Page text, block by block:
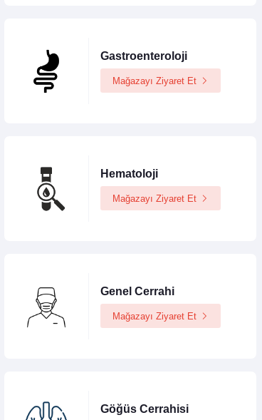
Gastroenteroloji
Mağazayı Ziyaret Et
Hematoloji
Mağazayı Ziyaret Et
Genel Cerrahi
Mağazayı Ziyaret Et
Göğüs Cerrahisi